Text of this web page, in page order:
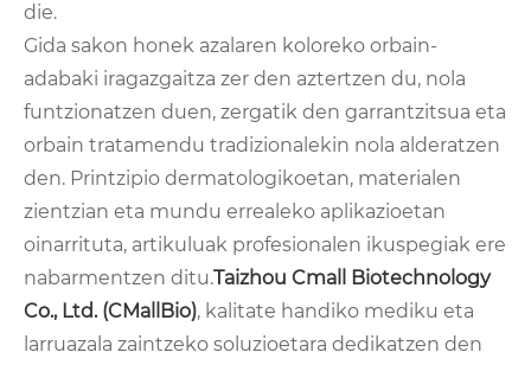
die.
Gida sakon honek azalaren koloreko orbain-
adabaki iragazgaitza zer den aztertzen du, nola
funtzionatzen duen, zergatik den garrantzitsua eta
orbain tratamendu tradizionalekin nola alderatzen
den. Printzipio dermatologikoetan, materialen
zientzian eta mundu errealeko aplikazioetan
oinarrituta, artikuluak profesionalen ikuspegiak ere
nabarmentzen ditu.Taizhou Cmall Biotechnology
Co., Ltd. (CMallBio), kalitate handiko mediku eta
larruazala zaintzeko soluzioetara dedikatzen den